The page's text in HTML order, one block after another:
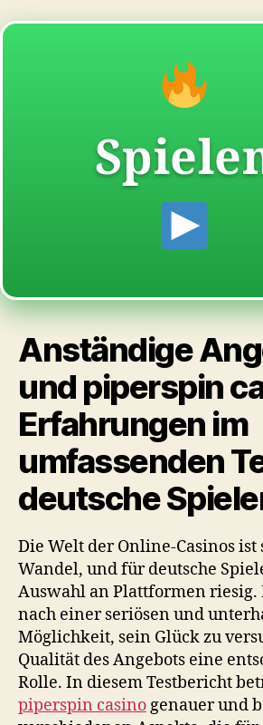
Anständige
und piperspin
Erfahrungen im
umfassenden
deutsche
Die Welt der Online-Casinos ist
Wandel, und für deutsche
Auswahl an Plattformen riesig.
nach einer seriösen und
Möglichkeit, sein Glück zu
Qualität des Angebots eine
Rolle. In diesem Testbericht
piperspin casino genauer und